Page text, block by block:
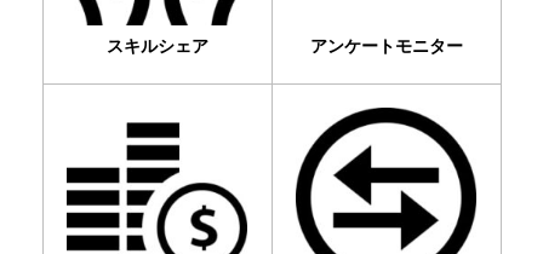
スキルシェア アンケートモニター